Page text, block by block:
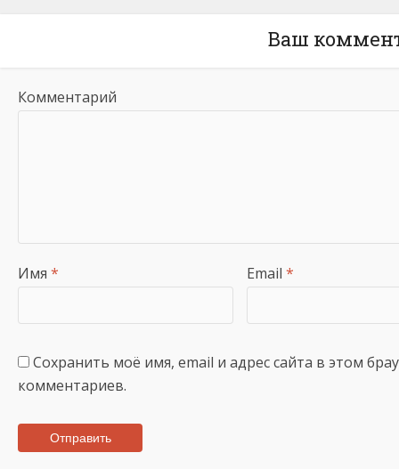
Ваш
Комментарий
Имя * Email *
Сохранить моё имя, email и адрес сайта в этом
комментариев.